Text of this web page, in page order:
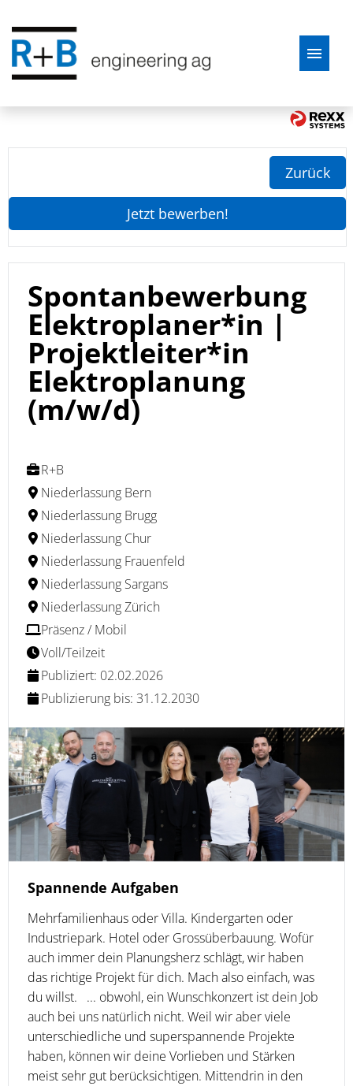
Freie Stellen
Grossartige Pläne
Zurück
Jetzt bewerben!
Spontanbewerbung
Elektroplaner*in |
Projektleiter*in
Elektroplanung
(m/w/d)
R+B
Niederlassung Bern
Niederlassung Brugg
Niederlassung Chur
Niederlassung Frauenfeld
Niederlassung Sargans
Niederlassung Zürich
Präsenz / Mobil
Voll/Teilzeit
Publiziert: 02.02.2026
Publizierung bis: 31.12.2030
Spannende Aufgaben
Mehrfamilienhaus oder Villa. Kindergarten oder
Industriepark. Hotel oder Grossüberbauung. Wofür
auch immer dein Planungsherz schlägt, wir haben
das richtige Projekt für dich. Mach also einfach, was
du willst. ... obwohl, ein Wunschkonzert ist dein Job
auch bei uns natürlich nicht. Weil wir aber viele
unterschiedliche und superspannende Projekte
haben, können wir deine Vorlieben und Stärken
meist sehr gut berücksichtigen. Mittendrin in den